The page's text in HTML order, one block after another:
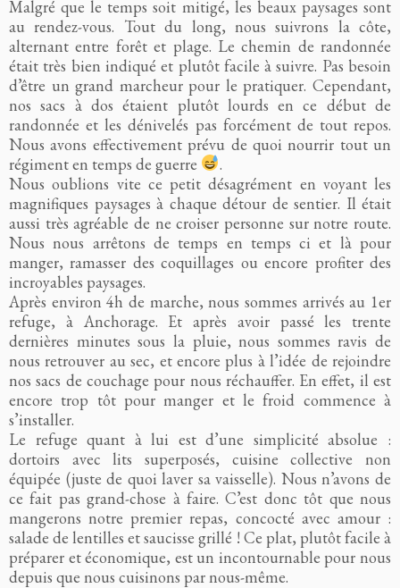
Malgré que le temps soit mitigé, les beaux paysages sont
au rendez-vous. Tout du long, nous suivrons la côte,
alternant entre forêt et plage. Le chemin de randonnée
était très bien indiqué et plutôt facile à suivre. Pas besoin
d’être un grand marcheur pour le pratiquer. Cependant,
nos sacs à dos étaient plutôt lourds en ce début de
randonnée et les dénivelés pas forcément de tout repos.
Nous avons effectivement prévu de quoi nourrir tout un
régiment en temps de guerre
.
Nous oublions vite ce petit désagrément en voyant les
magnifiques paysages à chaque détour de sentier. Il était
aussi très agréable de ne croiser personne sur notre route.
Nous nous arrêtons de temps en temps ci et là pour
manger, ramasser des coquillages ou encore profiter des
incroyables paysages.
Après environ 4h de marche, nous sommes arrivés au 1er
refuge, à Anchorage. Et après avoir passé les trente
dernières minutes sous la pluie, nous sommes ravis de
nous retrouver au sec, et encore plus à l’idée de rejoindre
nos sacs de couchage pour nous réchauffer. En effet, il est
encore trop tôt pour manger et le froid commence à
s’installer.
Le refuge quant à lui est d’une simplicité absolue :
dortoirs avec lits superposés, cuisine collective non
équipée (juste de quoi laver sa vaisselle). Nous n’avons de
ce fait pas grand-chose à faire. C’est donc tôt que nous
mangerons notre premier repas, concocté avec amour :
salade de lentilles et saucisse grillé ! Ce plat, plutôt facile à
préparer et économique, est un incontournable pour nous
depuis que nous cuisinons par nous-même.